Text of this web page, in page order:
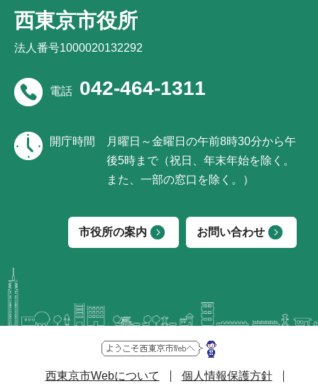
西東京市役所
法人番号1000020132292
電話 042-464-1311
開庁時間
月曜日～金曜日の午前8時30分から午
後5時まで（祝日、年末年始を除く。
また、一部の窓口を除く。）
市役所の案内 お問い合わせ
西東京市Webについて 個人情報保護方針